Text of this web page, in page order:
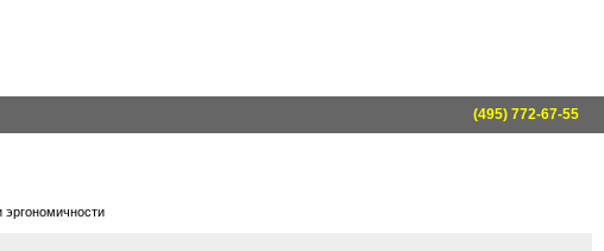
(495) 772-67-55
эргономичности